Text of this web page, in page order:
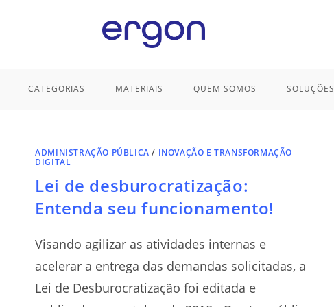
CATEGORIAS MATERIAIS QUEM SOMOS SOLUÇÕES
ADMINISTRAÇÃO PÚBLICA / INOVAÇÃO E TRANSFORMAÇÃO
DIGITAL
Lei de desburocratização:
Entenda seu funcionamento!
Visando agilizar as atividades internas e
acelerar a entrega das demandas solicitadas, a
Lei de Desburocratização foi editada e